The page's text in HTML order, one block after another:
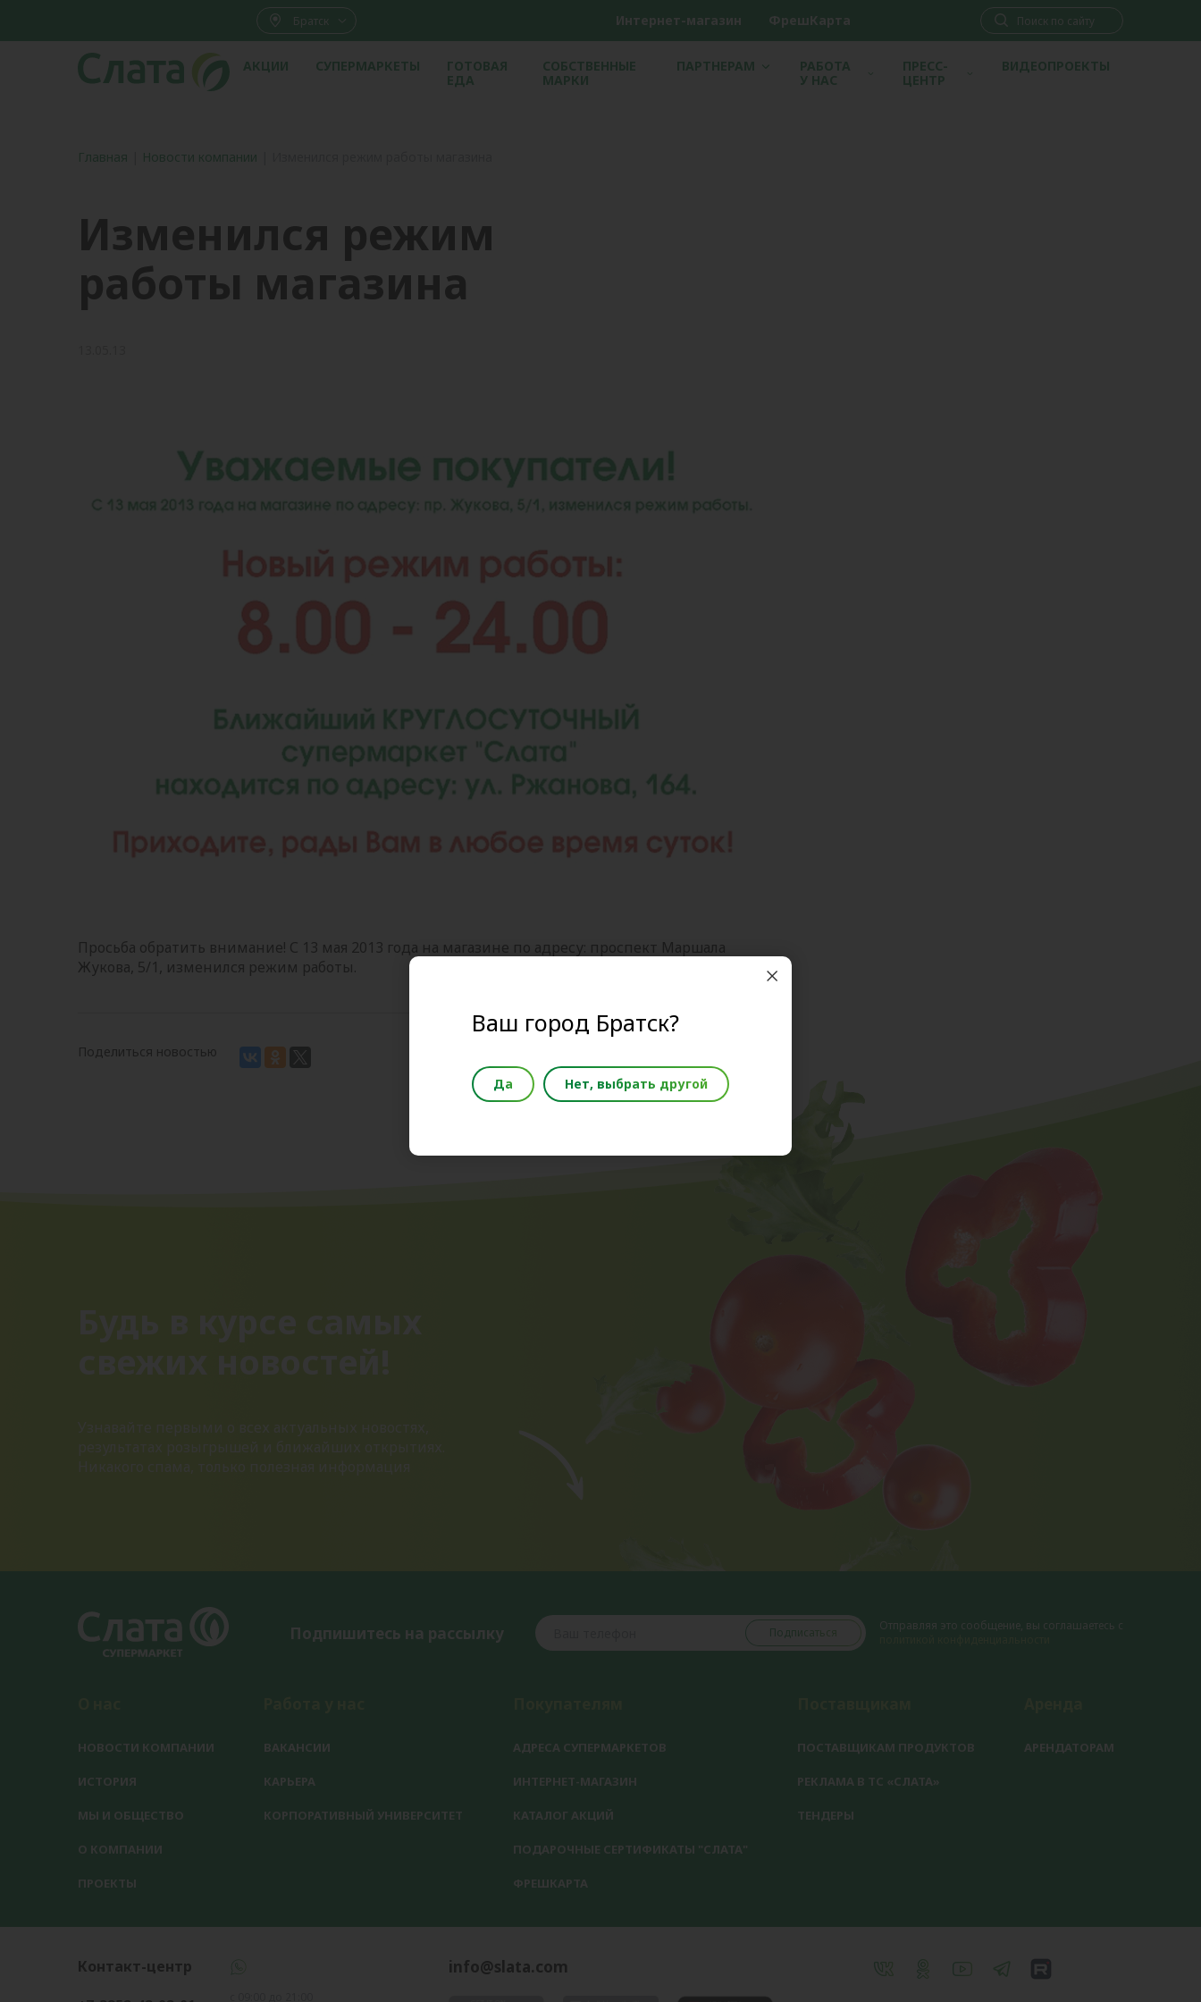
Братск Интернет-магазин ФрешКарта
АКЦИИ СУПЕРМАРКЕТЫ
ГОТОВАЯ
ЕДА
СОБСТВЕННЫЕ
МАРКИ
ПАРТНЕРАМ
РАБОТА
У НАС
ПРЕСС-
ЦЕНТР
ВИДЕОПРОЕКТЫ
Главная Новости компании
Изменился режим
работы магазина
Просьба обратить внимание! С 13 мая 2013 года на магазине по адресу: проспект Маршала
Жукова, 5/1, изменился режим работы.
Поделиться новостью
Подпишитесь на рассылку Подписаться
Отправляя это сообщение, вы соглашаетесь с
НОВОСТИ КОМПАНИИ
ИСТОРИЯ
МЫ И ОБЩЕСТВО
О КОМПАНИИ
ПРОЕКТЫ
ВАКАНСИИ
КАРЬЕРА
КОРПОРАТИВНЫЙ УНИВЕРСИТЕТ
АДРЕСА СУПЕРМАРКЕТОВ
ИНТЕРНЕТ-МАГАЗИН
КАТАЛОГ АКЦИЙ
ПОДАРОЧНЫЕ СЕРТИФИКАТЫ "СЛАТА"
ФРЕШКАРТА
ПОСТАВЩИКАМ ПРОДУКТОВ
РЕКЛАМА В ТС «СЛАТА»
ТЕНДЕРЫ
АРЕНДАТОРАМ
Контакт-центр info@slata.com
Ваш город Братск?
Да Нет, выбрать другой